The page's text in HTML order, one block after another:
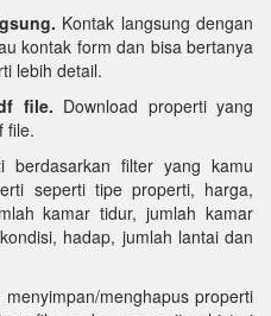
Kontak langsung dengan
kontak form dan bisa bertanya
lebih detail.
file. Download properti yang
file.
berdasarkan filter yang kamu
seperti tipe properti, harga,
kamar tidur, jumlah kamar
hadap, jumlah lantai dan
menghapus properti